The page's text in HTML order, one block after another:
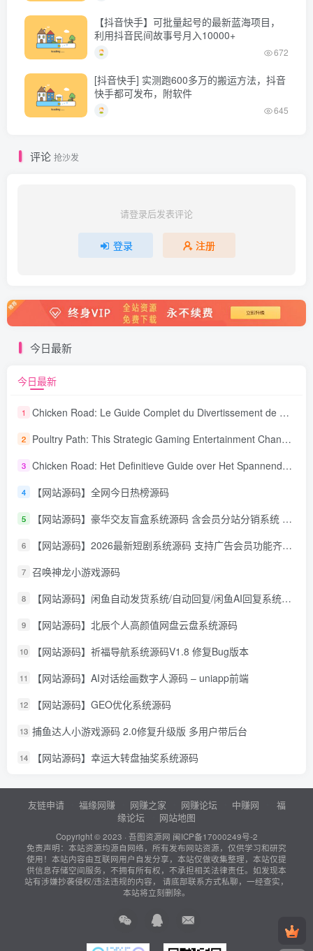
【抖音快手】可批量起号的最新蓝海项目，
利用抖音民间故事号月入10000+
672
[抖音快手] 实测跑600多万的搬运方法，抖音
快手都可发布，附软件
645
评论 抢沙发
请登录后发表评论
登录 注册
今日最新
今日最新
1 Chicken Road: Le Guide Complet du Divertissement de Maison de Jeu Stratégique
2 Poultry Path: This Strategic Gaming Entertainment Changing Sequence Forecasting
3 Chicken Road: Het Definitieve Guide over Het Spannende Gokspel
4 【网站源码】全网今日热榜源码
5 【网站源码】豪华交友盲盒系统源码 含会员分站分销系统 可易支付
6 【网站源码】2026最新短剧系统源码 支持广告会员功能齐全短剧源码
7 召唤神龙小游戏源码
8 【网站源码】闲鱼自动发货系统/自动回复/闲鱼AI回复系统源码
9 【网站源码】北辰个人高颜值网盘云盘系统源码
10 【网站源码】祈福导航系统源码V1.8 修复Bug版本
11 【网站源码】AI对话绘画数字人源码 – uniapp前端
12 【网站源码】GEO优化系统源码
13 捕鱼达人小游戏源码 2.0修复升级版 多用户带后台
14 【网站源码】幸运大转盘抽奖系统源码
友链申请 福缘网赚 网赚之家 网赚论坛 中赚网
福
缘论坛
网站地图
Copyright © 2023 · 吾图资源网 闽ICP备17000249号-2
免责声明：本站资源均源自网络，所有发布网站资源，仅供学习和研究
使用！本站内容由互联网用户自发分享，本站仅做收集整理，本站仅提
供信息存储空间服务，不拥有所有权，不承担相关法律责任。如发现本
站有涉嫌抄袭侵权/违法违规的内容， 请底部联系方式私聊，一经查实，
本站将立刻删除。